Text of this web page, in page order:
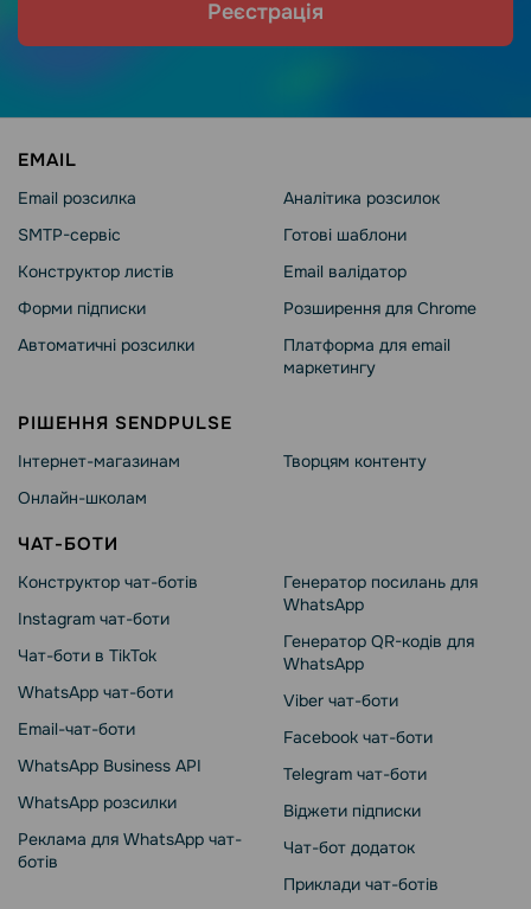
Реєстрація
EMAIL
Email розсилка
SMTP-сервіс
Конструктор листів
Форми підписки
Автоматичні розсилки
Аналітика розсилок
Готові шаблони
Email валідатор
Розширення для Chrome
Платформа для email
маркетингу
РІШЕННЯ SENDPULSE
Інтернет-магазинам
Онлайн-школам
Творцям контенту
ЧАТ-БОТИ
Конструктор чат-ботів
Instagram чат-боти
Чат-боти в TikTok
WhatsApp чат-боти
Email-чат-боти
WhatsApp Business API
WhatsApp розсилки
Реклама для WhatsApp чат-
ботів
Генератор посилань для
WhatsApp
Генератор QR-кодів для
WhatsApp
Viber чат-боти
Facebook чат-боти
Telegram чат-боти
Віджети підписки
Чат-бот додаток
Приклади чат-ботів